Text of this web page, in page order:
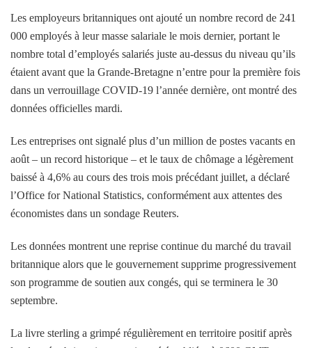
Les employeurs britanniques ont ajouté un nombre record de 241
000 employés à leur masse salariale le mois dernier, portant le
nombre total d’employés salariés juste au-dessus du niveau qu’ils
étaient avant que la Grande-Bretagne n’entre pour la première fois
dans un verrouillage COVID-19 l’année dernière, ont montré des
données officielles mardi.
Les entreprises ont signalé plus d’un million de postes vacants en
août – un record historique – et le taux de chômage a légèrement
baissé à 4,6% au cours des trois mois précédant juillet, a déclaré
l’Office for National Statistics, conformément aux attentes des
économistes dans un sondage Reuters.
Les données montrent une reprise continue du marché du travail
britannique alors que le gouvernement supprime progressivement
son programme de soutien aux congés, qui se terminera le 30
septembre.
La livre sterling a grimpé régulièrement en territoire positif après